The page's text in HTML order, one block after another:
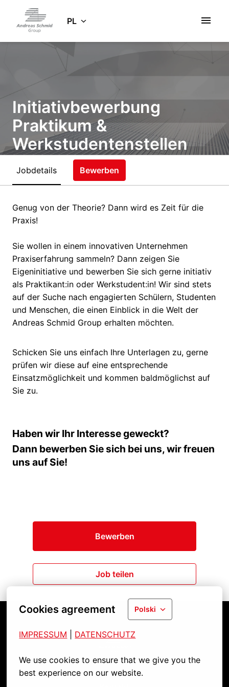
Cookies agreement Polski
IMPRESSUM DATENSCHUTZ
We use cookies to ensure that we give you the
best experience on our website.
zawartości
Strona głównaPL
Initiativbewerbung
Praktikum &
Werkstudentenstellen
(m/w/d)
Gersthofen Bayern, Deutschland
Jobdetails Bewerben
Genug von der Theorie? Dann wird es Zeit für die
Praxis!
Sie wollen in einem innovativen Unternehmen
Praxiserfahrung sammeln? Dann zeigen Sie
Eigeninitiative und bewerben Sie sich gerne initiativ
als Praktikant:in oder Werkstudent:in! Wir sind stets
auf der Suche nach engagierten Schülern, Studenten
und Menschen, die einen Einblick in die Welt der
Andreas Schmid Group erhalten möchten.
Schicken Sie uns einfach Ihre Unterlagen zu, gerne
prüfen wir diese auf eine entsprechende
Einsatzmöglichkeit und kommen baldmöglichst auf
Sie zu.
Haben wir Ihr Interesse geweckt?
Dann bewerben Sie sich bei uns, wir freuen
uns auf Sie!
Bewerben
Job teilen